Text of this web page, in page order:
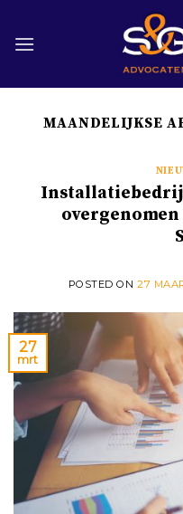
content
MAANDELIJKSE
overgenomen
POSTED ON27
27
mrt